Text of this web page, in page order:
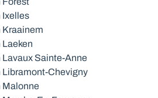
Ixelles
Sainte-Anne
Chevigny
Malonne